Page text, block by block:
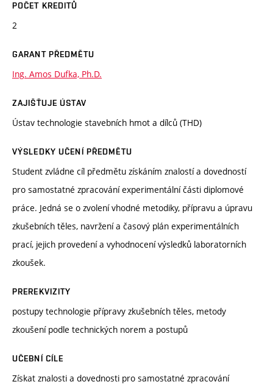
POČET KREDITŮ
2
GARANT PŘEDMĚTU
Ing. Amos Dufka, Ph.D.
ZAJIŠŤUJE ÚSTAV
Ústav technologie stavebních hmot a dílců (THD)
VÝSLEDKY UČENÍ PŘEDMĚTU
Student zvládne cíl předmětu získáním znalostí a dovedností
pro samostatné zpracování experimentální části diplomové
práce. Jedná se o zvolení vhodné metodiky, přípravu a úpravu
zkušebních těles, navržení a časový plán experimentálních
prací, jejich provedení a vyhodnocení výsledků laboratorních
zkoušek.
PREREKVIZITY
postupy technologie přípravy zkušebních těles, metody
zkoušení podle technických norem a postupů
UČEBNÍ CÍLE
Získat znalosti a dovednosti pro samostatné zpracování